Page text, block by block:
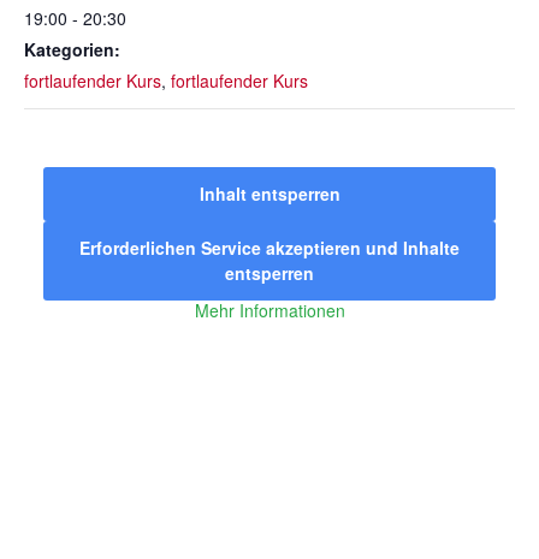
19:00 - 20:30
Kategorien:
fortlaufender Kurs, fortlaufender Kurs
Inhalt entsperren
Erforderlichen Service akzeptieren und Inhalte
entsperren
Mehr Informationen